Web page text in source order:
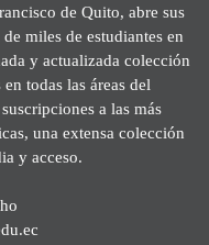
de Quito, abre sus
miles de estudiantes en
y actualizada colección
todas las áreas del
a las más
una extensa colección
y acceso.